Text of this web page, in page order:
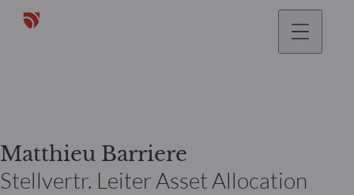
Matthieu Barriere
Stellvertr. Leiter Asset Allocation